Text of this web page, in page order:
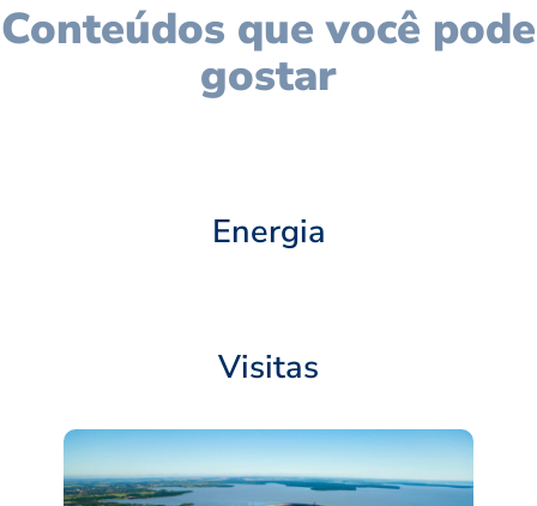
Conteúdos que você pode
gostar
Energia
Visitas